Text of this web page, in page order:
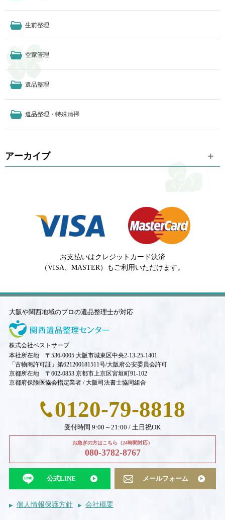
生前整理
空家管理
遺品整理
遺品整理・特殊清掃
アーカイブ
お支払いはクレジットカード決済
（VISA、MASTER）もご利用いただけます。
大阪や関西地域のプロの遺品整理士が対応
株式会社ベストサーブ
本社所在地 〒536-0005 大阪市城東区中央2-13-25-1401
「古物商許可証」第621200181511号/大阪府公安委員会許可
京都所在地 〒602-0853 京都市上京区宮垣町91-102
京都府保険医協会指定業者 / 大阪司法書士協同組合
0120-79-8818
受付時間 9:00～21:00 / 土日祝OK
お急ぎの方はこちら（24時間対応）
080-3782-8767
公式LINE メールフォーム
個人情報保護方針 会社概要